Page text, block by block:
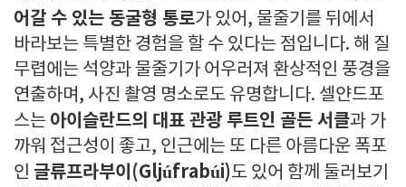
어갈 수 있는 동굴형 통로가 있어, 물줄기를 뒤에서
바라보는 특별한 경험을 할 수 있다는 점입니다. 해 질
무렵에는 석양과 물줄기가 어우러져 환상적인 풍경을
연출하며, 사진 촬영 명소로도 유명합니다. 셀얀드포
스는 아이슬란드의 대표 관광 루트인 골든 서클과 가
까워 접근성이 좋고, 인근에는 또 다른 아름다운 폭포
인 글류프라부이(Gljúfrabúi)도 있어 함께 둘러보기